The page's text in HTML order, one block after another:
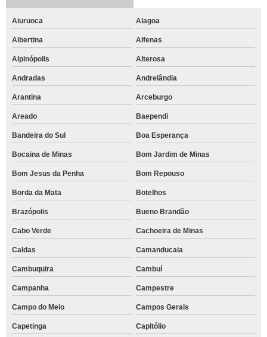
Aiuruoca Alagoa
Albertina Alfenas
Alpinópolis Alterosa
Andradas Andrelândia
Arantina Arceburgo
Areado Baependi
Bandeira do Sul Boa Esperança
Bocaina de Minas Bom Jardim de Minas
Bom Jesus da Penha Bom Repouso
Borda da Mata Botelhos
Brazópolis Bueno Brandão
Cabo Verde Cachoeira de Minas
Caldas Camanducaia
Cambuquira Cambuí
Campanha Campestre
Campo do Meio Campos Gerais
Capetinga Capitólio